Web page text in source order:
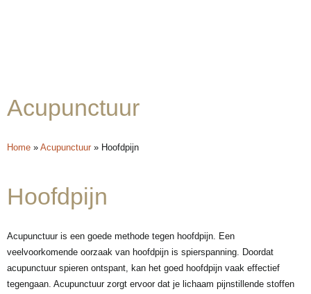
Acupunctuur
Home » Acupunctuur » Hoofdpijn
Hoofdpijn
Acupunctuur is een goede methode tegen hoofdpijn. Een
veelvoorkomende oorzaak van hoofdpijn is spierspanning. Doordat
acupunctuur spieren ontspant, kan het goed hoofdpijn vaak effectief
tegengaan. Acupunctuur zorgt ervoor dat je lichaam pijnstillende stoffen